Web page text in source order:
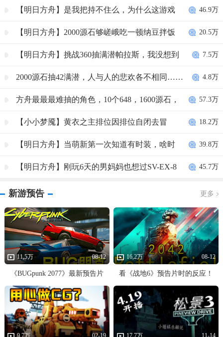
46.9万
【明日方舟】是我把持不住么，为什么这游戏
20.5万
【明日方舟】2000源石够嵯峨吃一顿纳豆拌饭
7.5万
【明日方舟】挑战360抽满潜帕拉斯，我没想到
4.8万
2000源石抽42满潜，人与人的悲欢各不相同……
57.3万
方舟最最最难抽的角色，10个648，1600源石，
18.2万
【小小梦魇】黄衣之主排位因排位自闭去冒
39.8万
【明日方舟】当萌新第一次知道有时装，啥时
45.7万
【明日方舟】刚玩6天的男妈妈也想过SV-EX-8
新游预告 更多
11,5万 08-12
《BUGpunk 2077》最新预告片
16,2万 08-12
看《战地6》预告片时的反应！
9,7万 02-19 17,7万 11-14